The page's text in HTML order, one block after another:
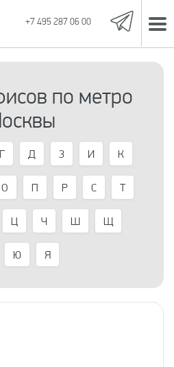
+7 495 287 06 00
по метро
Г Д З И К
О П Р С Т
Ц Ч Ш Щ
Ю Я